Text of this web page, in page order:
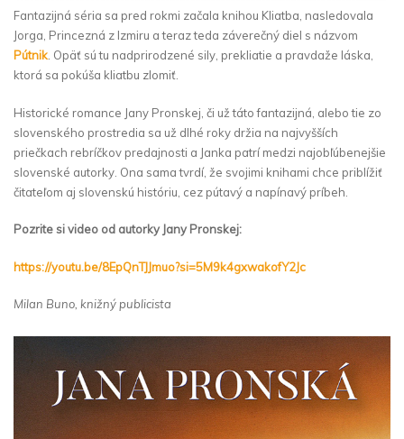
Fantazijná séria sa pred rokmi začala knihou Kliatba, nasledovala
Jorga, Princezná z Izmiru a teraz teda záverečný diel s názvom
Pútnik . Opäť sú tu nadprirodzené sily, prekliatie a pravdaže láska,
ktorá sa pokúša kliatbu zlomiť.
Historické romance Jany Pronskej, či už táto fantazijná, alebo tie zo
slovenského prostredia sa už dlhé roky držia na najvyšších
priečkach rebríčkov predajnosti a Janka patrí medzi najobľúbenejšie
slovenské autorky. Ona sama tvrdí, že svojimi knihami chce priblížiť
čitateľom aj slovenskú históriu, cez pútavý a napínavý príbeh.
Pozrite si video od autorky Jany Pronskej:
https://youtu.be/8EpQnTJJmuo?si=5M9k4gxwakofY2Jc
Milan Buno, knižný publicista